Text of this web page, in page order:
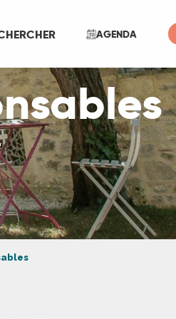
AGENDA
Recherche